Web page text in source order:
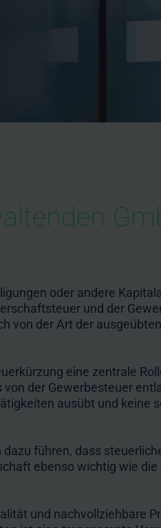
oder andere
und der
von der Art der
eine zentrale
der Gewerbesteuer
ausübt und keine
führen, dass
ebenso wichtig wie die
und nachvollziehbare